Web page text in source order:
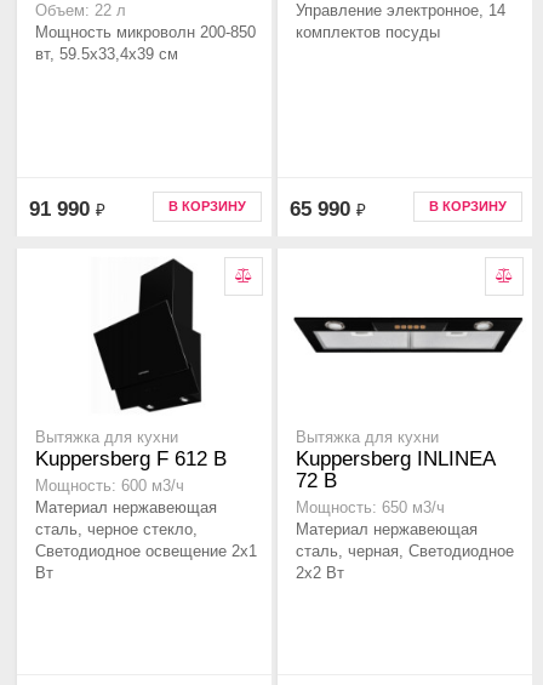
Объем: 22 л
Мощность микроволн 200-850
вт, 59.5x33,4x39 см
91 990 ₽ В КОРЗИНУ
Управление электронное, 14
комплектов посуды
65 990 ₽ В КОРЗИНУ
Вытяжка для кухни
Kuppersberg F 612 B
Мощность: 600 м3/ч
Материал нержавеющая
сталь, черное стекло,
Светодиодное освещение 2x1
Вт
Вытяжка для кухни
Kuppersberg INLINEA
72 B
Мощность: 650 м3/ч
Материал нержавеющая
сталь, черная, Светодиодное
2х2 Вт